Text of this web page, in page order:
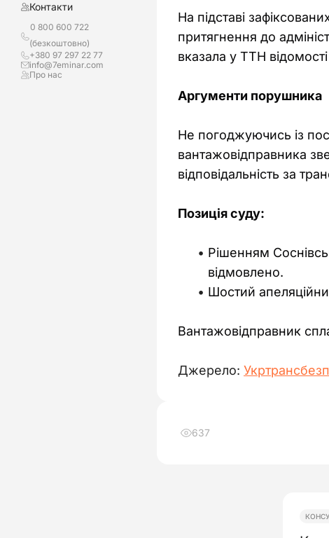
Контакти
0 800 600 722
(безкоштовно)
+380 97 297 22 77
info@7eminar.com
Про нас
На підставі
притягнення до
вказала у ТТН
Аргументи порушника
Не погоджуючись із
вантажовідправника
відповідальність за
Позиція суду:
Рішенням
відмовлено.
Шостий
Вантажовідправник
Джерело:
637